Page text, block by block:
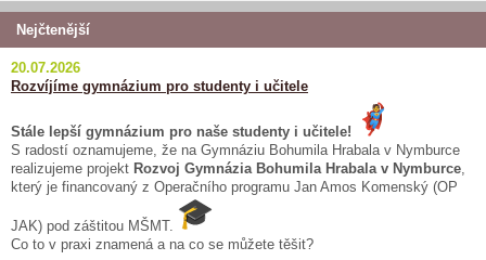
Nejčtenější
20.07.2026
Rozvíjíme gymnázium pro studenty i učitele
Stále lepší gymnázium pro naše studenty i učitele!
S radostí oznamujeme, že na Gymnáziu Bohumila Hrabala v Nymburce
realizujeme projekt Rozvoj Gymnázia Bohumila Hrabala v Nymburce,
který je financovaný z Operačního programu Jan Amos Komenský (OP
JAK) pod záštitou MŠMT.
Co to v praxi znamená a na co se můžete těšit?